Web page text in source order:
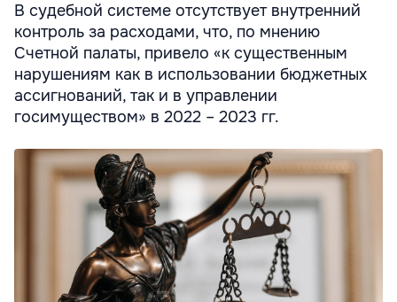
В судебной системе отсутствует внутренний
контроль за расходами, что, по мнению
Счетной палаты, привело «к существенным
нарушениям как в использовании бюджетных
ассигнований, так и в управлении
госимуществом» в 2022 – 2023 гг.